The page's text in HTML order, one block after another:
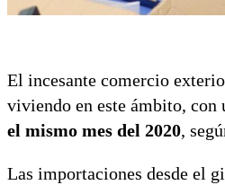
El incesante comercio
viviendo en este ámbito, con
el mismo mes del 2020,
Las importaciones desde el